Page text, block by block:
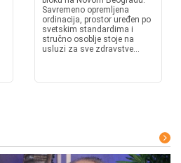
Savremeno opremljena
ordinacija, prostor uređen po
svetskim standardima i
stručno osoblje stoje na
usluzi za sve zdravstve...